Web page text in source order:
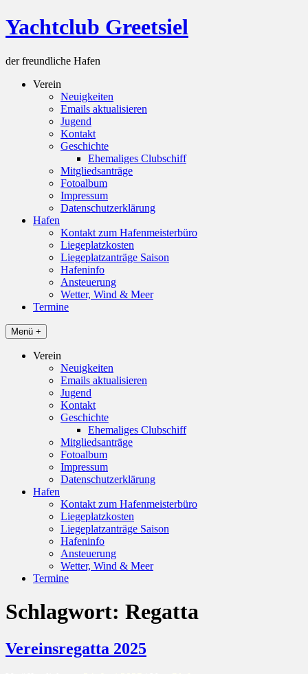
Skip
to
Yachtclub Greetsiel
der freundliche Hafen
Verein
Neuigkeiten
Emails aktualisieren
Jugend
Kontakt
Geschichte
Ehemaliges Clubschiff
Mitgliedsanträge
Fotoalbum
Impressum
Datenschutzerklärung
Hafen
Kontakt zum Hafenmeisterbüro
Liegeplatzkosten
Liegeplatzanträge Saison
Hafeninfo
Ansteuerung
Wetter, Wind & Meer
Termine
Menü +
Verein
Neuigkeiten
Emails aktualisieren
Jugend
Kontakt
Geschichte
Ehemaliges Clubschiff
Mitgliedsanträge
Fotoalbum
Impressum
Datenschutzerklärung
Hafen
Kontakt zum Hafenmeisterbüro
Liegeplatzkosten
Liegeplatzanträge Saison
Hafeninfo
Ansteuerung
Wetter, Wind & Meer
Termine
Schlagwort: Regatta
Vereinsregatta 2025